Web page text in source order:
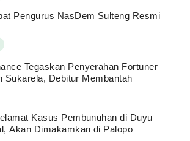
Pengurus NasDem Sulteng Resmi
Tegaskan Penyerahan Fortuner
Sukarela, Debitur Membantah
Kasus Pembunuhan di Duyu
Akan Dimakamkan di Palopo